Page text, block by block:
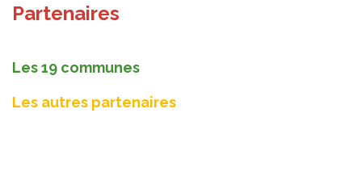
Partenaires
Les 19 communes
Les autres partenaires